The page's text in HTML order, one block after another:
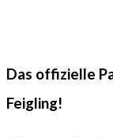
Das offizielle
Feigling!